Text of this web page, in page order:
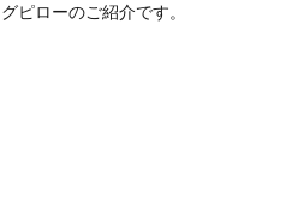
ピローのご紹介です。